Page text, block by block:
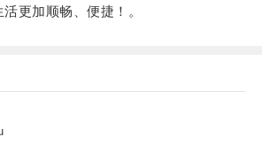
更加顺畅、便捷！。